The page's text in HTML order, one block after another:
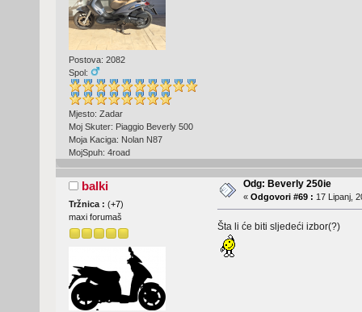
Postova: 2082
Spol:
Mjesto: Zadar
Moj Skuter: Piaggio Beverly 500
Moja Kaciga: Nolan N87
MojSpuh: 4road
balki
Tržnica : (+7)
maxi forumaš
Odg: Beverly 250ie
« Odgovori #69 : 17 Lipanj,
Šta li će biti sljedeći izbor(?)